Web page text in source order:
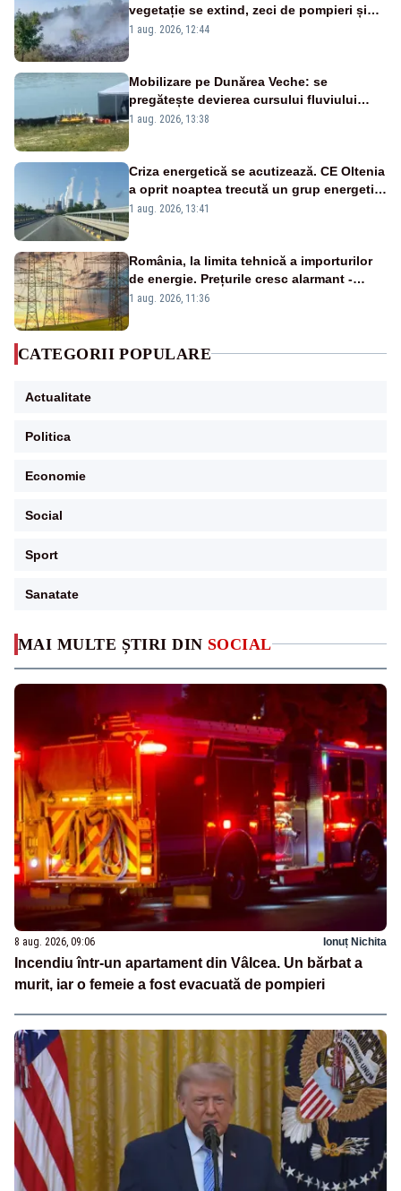
MAI MULTE ȘTIRI DIN SOCIAL
8 aug. 2026, 09:06 Ionuț Nichita
Incendiu într-un apartament din Vâlcea. Un bărbat a
murit, iar o femeie a fost evacuată de pompieri
vegetație se extind, zeci de pompieri și
silvicultori se luptă cu flăcările - VIDEO
1 aug. 2026, 12:44
Mobilizare pe Dunărea Veche: se
pregătește devierea cursului fluviului
către Cernavodă – VIDEO
1 aug. 2026, 13:38
Criza energetică se acutizează. CE Oltenia
a oprit noaptea trecută un grup energetic
de la Rovinari
1 aug. 2026, 13:41
România, la limita tehnică a importurilor
de energie. Prețurile cresc alarmant -
Analiză Realitatea Plus
1 aug. 2026, 11:36
CATEGORII POPULARE
Actualitate
Politica
Economie
Social
Sport
Sanatate